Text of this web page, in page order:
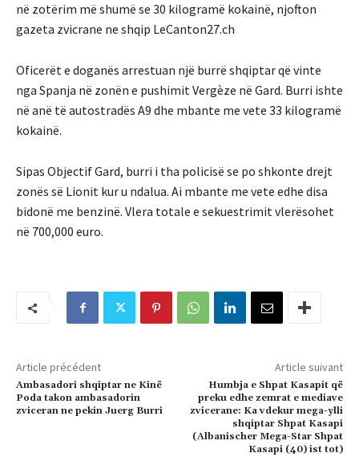
në zotërim më shumë se 30 kilogramë kokainë, njofton
gazeta zvicrane ne shqip LeCanton27.ch
Oficerët e doganës arrestuan një burrë shqiptar që vinte
nga Spanja në zonën e pushimit Vergèze në Gard. Burri ishte
në anë të autostradës A9 dhe mbante me vete 33 kilogramë
kokainë.
Sipas Objectif Gard, burri i tha policisë se po shkonte drejt
zonës së Lionit kur u ndalua. Ai mbante me vete edhe disa
bidonë me benzinë. Vlera totale e sekuestrimit vlerësohet
në 700,000 euro.
Article précédent
Ambasadori shqiptar ne Kinë
Poda takon ambasadorin
zviceran ne pekin Juerg Burri
Article suivant
Humbja e Shpat Kasapit që
preku edhe zemrat e mediave
zvicerane: Ka vdekur mega-ylli
shqiptar Shpat Kasapi
(Albanischer Mega-Star Shpat
Kasapi (40) ist tot)